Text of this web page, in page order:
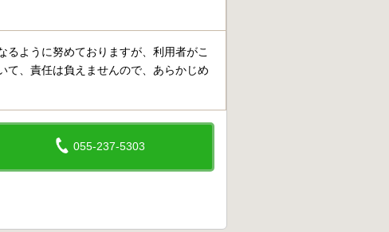
ように努めておりますが、利用者がこ
て、責任は負えませんので、あらかじめ
055-237-5303